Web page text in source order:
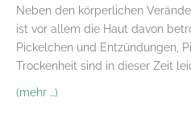
Neben den körperlichen
ist vor allem die Haut davon
Pickelchen und Entzündungen,
Trockenheit sind in dieser Zeit
(mehr …)